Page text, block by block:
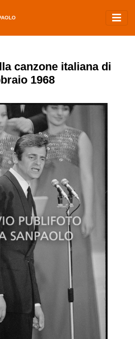
canzone italiana di
1968